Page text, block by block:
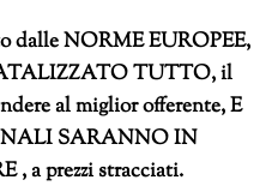
dalle NORME EUROPEE,
TUTTO, il
al miglior offerente, E
SARANNO IN
, a prezzi stracciati.